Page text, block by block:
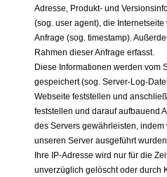
Adresse, Produkt- und
(sog. user agent), die
Anfrage (sog. timestamp).
Rahmen dieser Anfrage erfasst.
Diese Informationen werden vom
gespeichert (sog. Server-Log-
Webseite feststellen und
feststellen und darauf aufbauend
des Servers gewährleisten,
unseren Server ausgeführt
Ihre IP-Adresse wird nur für die
unverzüglich gelöscht oder durch